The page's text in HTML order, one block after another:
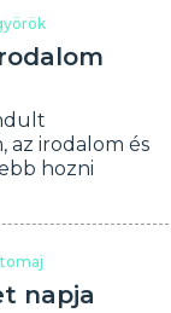
az irodalom és
hozni
napja